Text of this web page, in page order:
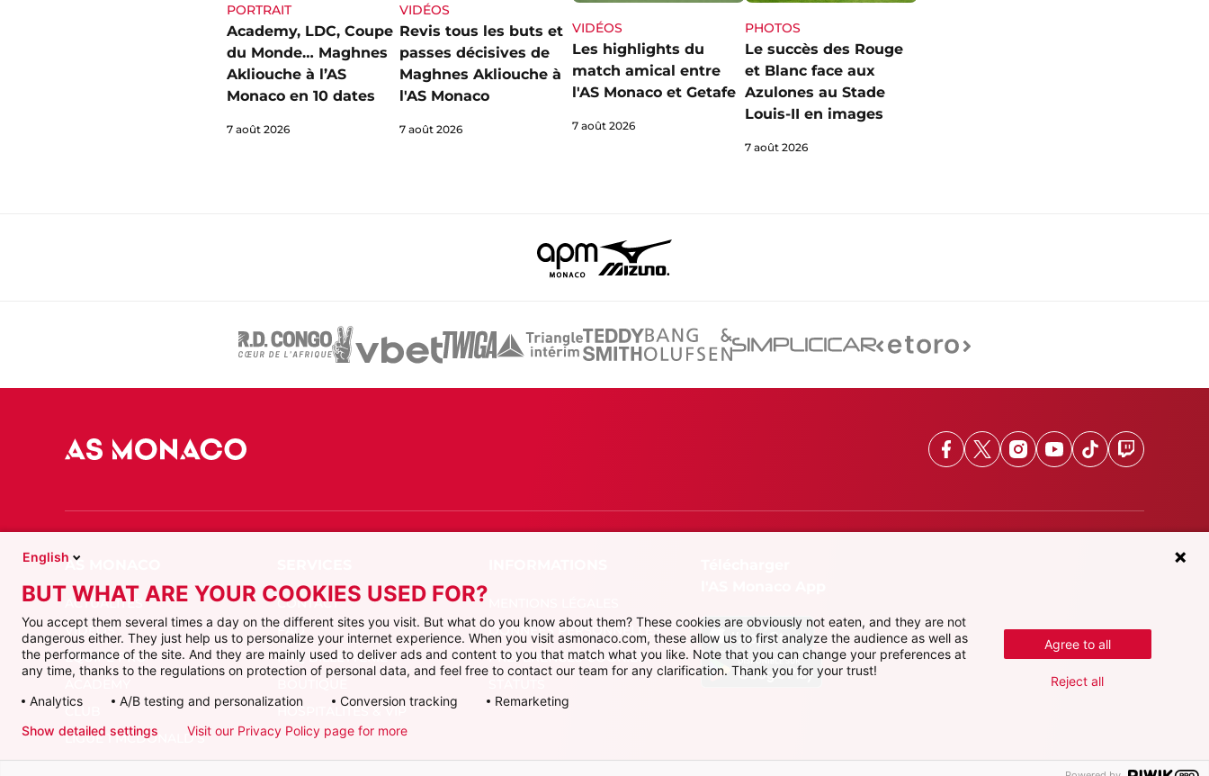
PORTRAIT
Academy, LDC, Coupe
du Monde… Maghnes
Akliouche à l’AS
Monaco en 10 dates
7 août 2026
VIDÉOS
Revis tous les buts et
passes décisives de
Maghnes Akliouche à
l'AS Monaco
7 août 2026
VIDÉOS
Les highlights du
match amical entre
l'AS Monaco et Getafe
7 août 2026
PHOTOS
Le succès des Rouge
et Blanc face aux
Azulones au Stade
Louis-II en images
7 août 2026
Facebook
X Instagram
Youtube
TikTokTwitch
ACTUALITÉS
VIDÉOS
ÉQUIPE PRO
CLUB
LIGUE 1 MCDONALD'S
CONTACT
FAQ
FAQ BILLETTERIE
HOSPITALITÉS & VIP
DONNÉES PERSONNELLES
PRÉFÉRENCES COOKIES
English
BUT WHAT ARE YOUR COOKIES USED FOR?
You accept them several times a day on the different sites you visit. But what do you know about them? These cookies are obviously not eaten, and they are not
dangerous either. They just help us to personalize your internet experience. When you visit asmonaco.com, these allow us to first analyze the audience as well as
the performance of the site. And they are mainly used to deliver ads and content to you that match what you like. Note that you can change your preferences at
any time, thanks to the regulations on protection of personal data, and feel free to contact our team for any clarification. Thank you for your trust!
Analytics
A/B testing and personalization Conversion tracking Remarketing
Agree to all
Reject all
Show detailed settings Visit our Privacy Policy page for more